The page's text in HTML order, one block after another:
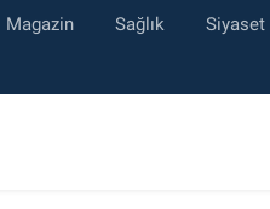
Magazin Sağlık Siyaset